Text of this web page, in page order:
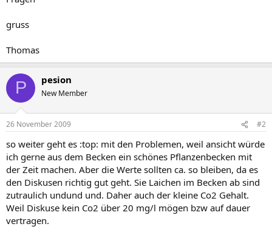
gruss
Thomas
P pesion
New Member
26 November 2009 #2
so weiter geht es :top: mit den Problemen, weil ansicht würde
ich gerne aus dem Becken ein schönes Pflanzenbecken mit
der Zeit machen. Aber die Werte sollten ca. so bleiben, da es
den Diskusen richtig gut geht. Sie Laichen im Becken ab sind
zutraulich undund und. Daher auch der kleine Co2 Gehalt.
Weil Diskuse kein Co2 über 20 mg/l mögen bzw auf dauer
vertragen.